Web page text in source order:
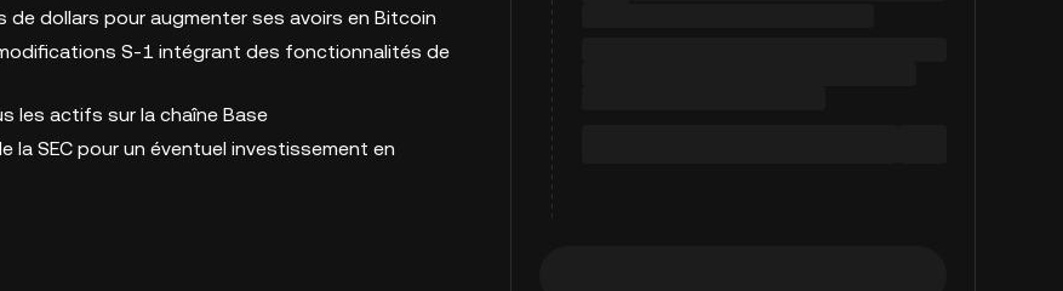
de dollars pour augmenter ses avoirs en Bitcoin
S-1 intégrant des fonctionnalités de
les actifs sur la chaîne Base
la SEC pour un éventuel investissement en